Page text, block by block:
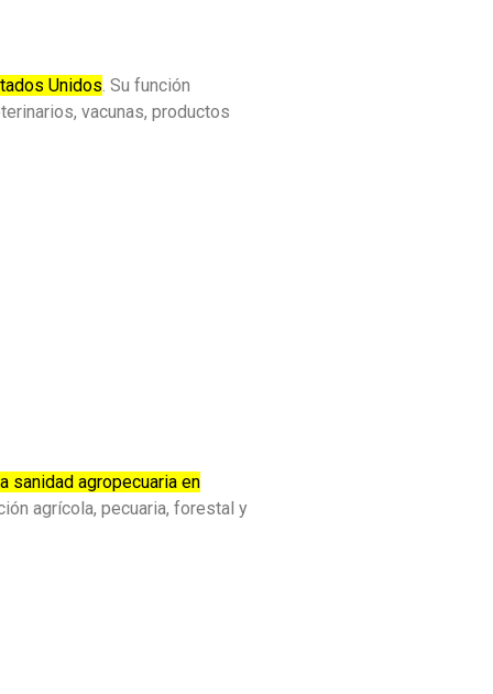
Unidos . Su función
vacunas, productos
sanidad agropecuaria en
agrícola, pecuaria, forestal y